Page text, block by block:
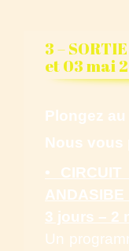
3 –
et 03 mai
Plongez
Nous vous
•
3 jours – 2
Un